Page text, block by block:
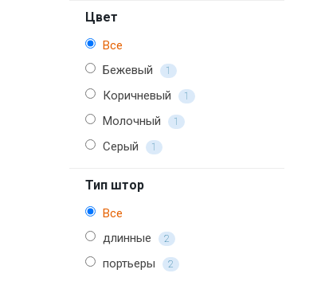
Цвет
Все
Бежевый
1
Коричневый 1
Молочный 1
Серый 1
Тип штор
Все
длинные
2
портьеры 2